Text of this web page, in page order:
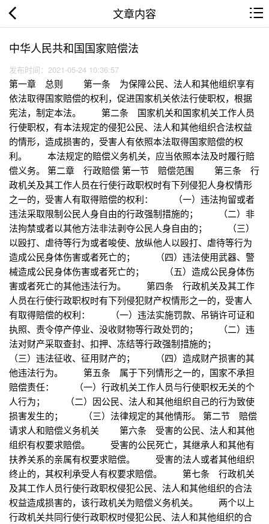
文章内容
中华人民共和国国家赔偿法
发布时间：2021-05-24 10:36:57
第一章 总则 第一条 为保障公民、法人和其他组织享有
依法取得国家赔偿的权利，促进国家机关依法行使职权，根据
宪法，制定本法。 第二条 国家机关和国家机关工作人员
行使职权，有本法规定的侵犯公民、法人和其他组织合法权益
的情形，造成损害的，受害人有依照本法取得国家赔偿的权
利。 本法规定的赔偿义务机关，应当依照本法及时履行赔
偿义务。 第二章 行政赔偿 第一节 赔偿范围 第三条 行
政机关及其工作人员在行使行政职权时有下列侵犯人身权情形
之一的，受害人有取得赔偿的权利： （一）违法拘留或者
违法采取限制公民人身自由的行政强制措施的； （二）非
法拘禁或者以其他方法非法剥夺公民人身自由的； （三）
以殴打、虐待等行为或者唆使、放纵他人以殴打、虐待等行为
造成公民身体伤害或者死亡的； （四）违法使用武器、警
械造成公民身体伤害或者死亡的； （五）造成公民身体伤
害或者死亡的其他违法行为。 第四条 行政机关及其工作
人员在行使行政职权时有下列侵犯财产权情形之一的，受害人
有取得赔偿的权利： （一）违法实施罚款、吊销许可证和
执照、责令停产停业、没收财物等行政处罚的； （二）违
法对财产采取查封、扣押、冻结等行政强制措施的；
（三）违法征收、征用财产的； （四）造成财产损害的其
他违法行为。 第五条 属于下列情形之一的，国家不承担
赔偿责任： （一）行政机关工作人员与行使职权无关的个
人行为； （二）因公民、法人和其他组织自己的行为致使
损害发生的； （三）法律规定的其他情形。 第二节 赔偿
请求人和赔偿义务机关 第六条 受害的公民、法人和其他
组织有权要求赔偿。 受害的公民死亡，其继承人和其他有
扶养关系的亲属有权要求赔偿。 受害的法人或者其他组织
终止的，其权利承受人有权要求赔偿。 第七条 行政机关
及其工作人员行使行政职权侵犯公民、法人和其他组织的合法
权益造成损害的，该行政机关为赔偿义务机关。 两个以上
行政机关共同行使行政职权时侵犯公民、法人和其他组织的合